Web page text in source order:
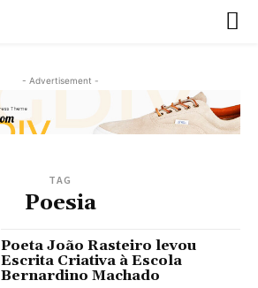
- Advertisement -
TAG
Poesia
Poeta João Rasteiro levou
Escrita Criativa à Escola
Bernardino Machado